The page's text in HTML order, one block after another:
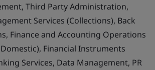
Third Party Administration,
Services (Collections), Back
Finance and Accounting Operations
Financial Instruments
Services, Data Management, PR